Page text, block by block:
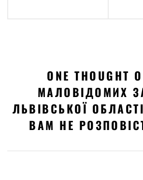
ONE THOUGHT
МАЛОВІДОМИХ
ЛЬВІВСЬКОЇ
ВАМ НЕ